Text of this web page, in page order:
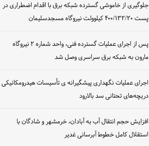
جلوگیری از خاموشی گسترده شبکه برق با اقدام اضطراری در
پست ۴۰۰/۱۳۲/۲۰ کیلوولت نیروگاه مسجدسلیمان
پس از اجرای عملیات گسترده فنی، واحد شماره ۲ نیروگاه
مارون به شبکه برق سراسری وصل شد
اجرای عملیات نگهداری پیشگیرانه ی تأسیسات هیدرومکانیکی
دریچه‌های تحتانی سد بالارود
افزایش حجم انتقال آب به آبادان، خرمشهر و شادگان با
استقلال کامل خطوط آبرسانی غدیر